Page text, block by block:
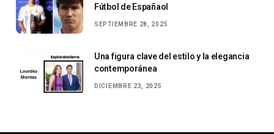
Fútbol de Españaol
SEPTIEMBRE 28, 2025
Una figura clave del estilo y la elegancia
contemporánea
DICIEMBRE 23, 2025